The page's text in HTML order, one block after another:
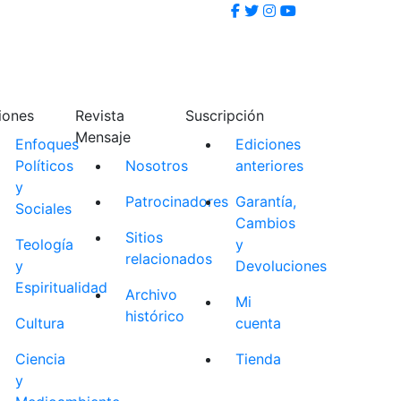
Enfoques
Políticos
y
Sociales
Teología
y
Espiritualidad
Cultura
Ciencia
y
Revista
Mensaje
Nosotros
Patrocinadores
Sitios
relacionados
Archivo
histórico
Suscripción
Ediciones
anteriores
Garantía,
Cambios
y
Devoluciones
Mi
cuenta
Tienda